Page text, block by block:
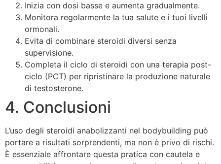
Inizia con dosi basse e aumenta gradualmente.
Monitora regolarmente la tua salute e i tuoi livelli
ormonali.
Evita di combinare steroidi diversi senza
supervisione.
Completa il ciclo di steroidi con una terapia post-
ciclo (PCT) per ripristinare la produzione naturale
di testosterone.
4. Conclusioni
L’uso degli steroidi anabolizzanti nel bodybuilding può
portare a risultati sorprendenti, ma non è privo di rischi.
È essenziale affrontare questa pratica con cautela e